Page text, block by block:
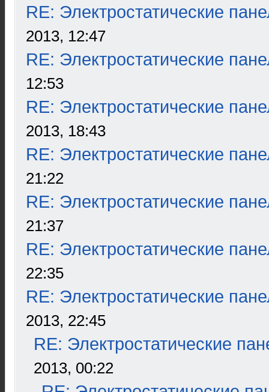
RE: Электростатические
2013, 12:47
RE: Электростатические
12:53
RE: Электростатические
2013, 18:43
RE: Электростатические
21:22
RE: Электростатические
21:37
RE: Электростатические
22:35
RE: Электростатические
2013, 22:45
RE: Электростатические
2013, 00:22